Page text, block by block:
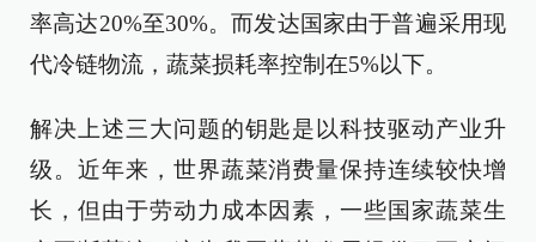
率高达20%至30%。而发达国家由于普遍采用现
代冷链物流，蔬菜损耗率控制在5%以下。
解决上述三大问题的钥匙是以科技驱动产业升
级。近年来，世界蔬菜消费量保持连续较快增
长，但由于劳动力成本因素，一些国家蔬菜生